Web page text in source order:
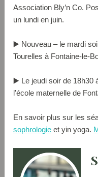
Association Bly’n Co.
un lundi en juin.
▶️ Nouveau – le mardi
Tourelles à Fontaine-le-
▶️ Le jeudi soir de 18h30
l’école maternelle de
En savoir plus sur les
sophrologie et yin yoga.